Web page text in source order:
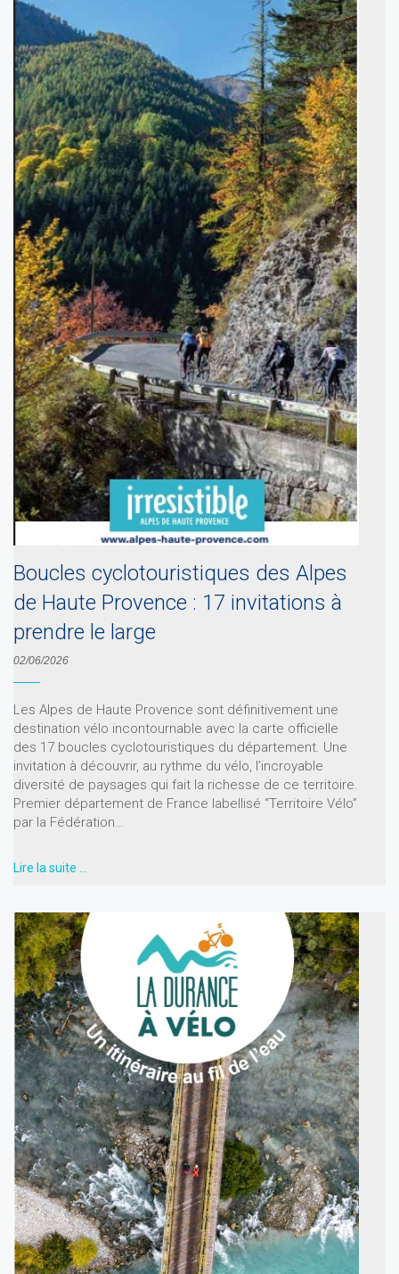
Boucles cyclotouristiques des Alpes
de Haute Provence : 17 invitations à
prendre le large
02/06/2026
Les Alpes de Haute Provence sont définitivement une
destination vélo incontournable avec la carte officielle
des 17 boucles cyclotouristiques du département. Une
invitation à découvrir, au rythme du vélo, l’incroyable
diversité de paysages qui fait la richesse de ce territoire.
Premier département de France labellisé “Territoire Vélo”
par la Fédération…
Lire la suite …